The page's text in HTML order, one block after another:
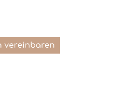
vereinbaren